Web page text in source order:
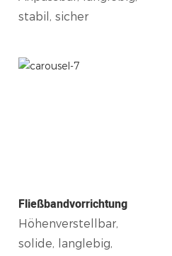
stabil, sicher
Fließbandvorrichtung
Höhenverstellbar,
solide, langlebig,